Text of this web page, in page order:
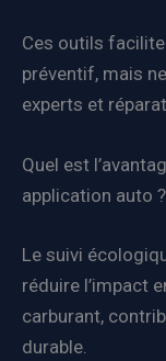
Ces outils
préventif, mais
experts et
Quel est
application auto ?
Le suivi
réduire l’impact
carburant,
durable.